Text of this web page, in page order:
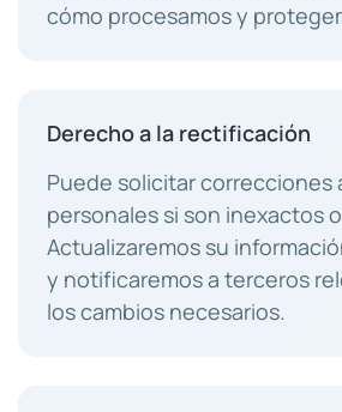
cómo procesamos y
Derecho a la rectificación
Puede solicitar correcciones
personales si son inexactos
Actualizaremos su
y notificaremos a terceros
los cambios necesarios.